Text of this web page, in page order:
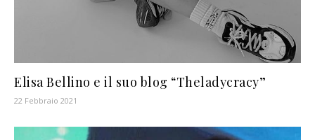
Elisa Bellino e il suo blog “Theladycracy”
22 Febbraio 2021